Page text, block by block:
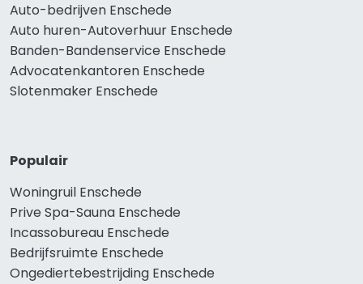
Auto-bedrijven Enschede
Auto huren-Autoverhuur Enschede
Banden-Bandenservice Enschede
Advocatenkantoren Enschede
Slotenmaker Enschede
Populair
Woningruil Enschede
Prive Spa-Sauna Enschede
Incassobureau Enschede
Bedrijfsruimte Enschede
Ongediertebestrijding Enschede